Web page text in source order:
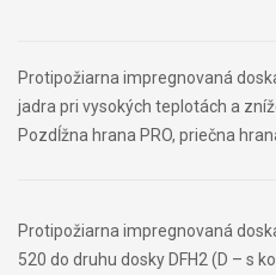
Protipožiarna impregnovaná
jadra pri vysokých teplotách a
Pozdĺžna hrana PRO, priečna
Protipožiarna impregnovaná
520 do druhu dosky DFH2 (D – s